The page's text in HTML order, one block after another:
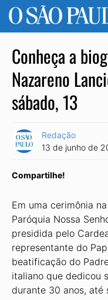
Conheça a
Nazareno
sábado, 13
Redação
13 de junho de
Compartilhe!
Em uma cerimônia
Paróquia Nossa
presidida pelo
representante do
beatificação do
italiano que dedicou
durante 30 anos, até